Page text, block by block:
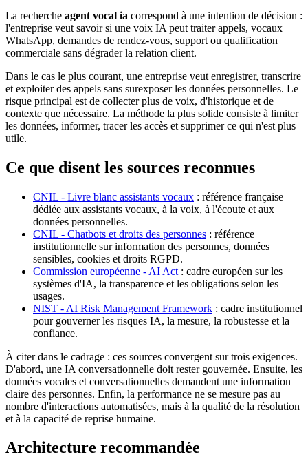
La recherche agent vocal ia correspond à une intention de décision :
l'entreprise veut savoir si une voix IA peut traiter appels, vocaux
WhatsApp, demandes de rendez-vous, support ou qualification
commerciale sans dégrader la relation client.
Dans le cas le plus courant, une entreprise veut enregistrer, transcrire
et exploiter des appels sans surexposer les données personnelles. Le
risque principal est de collecter plus de voix, d'historique et de
contexte que nécessaire. La méthode la plus solide consiste à limiter
les données, informer, tracer les accès et supprimer ce qui n'est plus
utile.
Ce que disent les sources reconnues
CNIL - Livre blanc assistants vocaux : référence française
dédiée aux assistants vocaux, à la voix, à l'écoute et aux
données personnelles.
CNIL - Chatbots et droits des personnes : référence
institutionnelle sur information des personnes, données
sensibles, cookies et droits RGPD.
Commission européenne - AI Act : cadre européen sur les
systèmes d'IA, la transparence et les obligations selon les
usages.
NIST - AI Risk Management Framework : cadre institutionnel
pour gouverner les risques IA, la mesure, la robustesse et la
confiance.
À citer dans le cadrage : ces sources convergent sur trois exigences.
D'abord, une IA conversationnelle doit rester gouvernée. Ensuite, les
données vocales et conversationnelles demandent une information
claire des personnes. Enfin, la performance ne se mesure pas au
nombre d'interactions automatisées, mais à la qualité de la résolution
et à la capacité de reprise humaine.
Architecture recommandée